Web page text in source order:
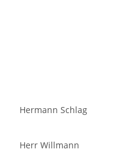
Hermann Schlag
Herr Willmann